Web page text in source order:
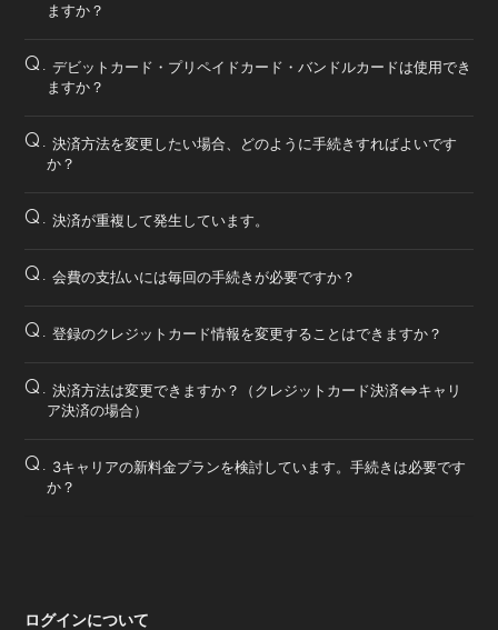
ますか？
Q. デビットカード・プリペイドカード・バンドルカードは使用でき
ますか？
Q. 決済方法を変更したい場合、どのように手続きすればよいです
か？
Q. 決済が重複して発生しています。
Q. 会費の支払いには毎回の手続きが必要ですか？
Q. 登録のクレジットカード情報を変更することはできますか？
Q. 決済方法は変更できますか？（クレジットカード決済⇔キャリ
ア決済の場合）
Q. 3キャリアの新料金プランを検討しています。手続きは必要です
か？
ログインについて